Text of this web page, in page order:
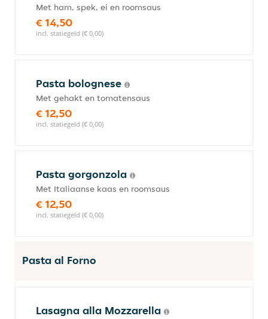
Met ham, spek, ei en roomsaus
€ 14,50
incl. statiegeld (€ 0,00)
Pasta bolognese
Met gehakt en tomatensaus
€ 12,50
incl. statiegeld (€ 0,00)
Pasta gorgonzola
Met Italiaanse kaas en roomsaus
€ 12,50
incl. statiegeld (€ 0,00)
Pasta al Forno
Lasagna alla Mozzarella